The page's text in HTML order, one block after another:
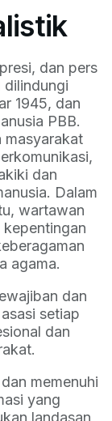
dan pers
dilindungi
1945, dan
PBB.
masyarakat
dan
Dalam
wartawan
kepentingan
agama.
dan
setiap
dan
memenuhi
yang
landasan